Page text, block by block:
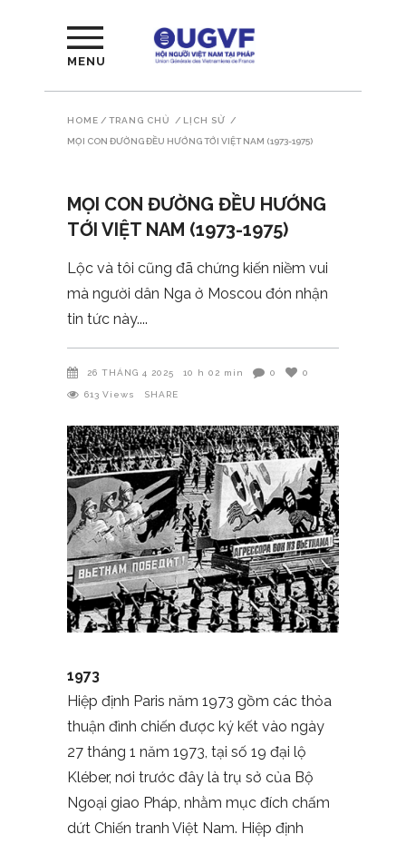
MENU
HOME / TRANG CHỦ / LỊCH SỬ /
MỌI CON ĐƯỜNG ĐỀU HƯỚNG TỚI VIỆT NAM (1973-1975)
MỌI CON ĐƯỜNG ĐỀU HƯỚNG
TỚI VIỆT NAM (1973-1975)
Lộc và tôi cũng đã chứng kiến ​​niềm vui
mà người dân Nga ở Moscou đón nhận
tin tức này.
26 THÁNG 4 2025 10 h 02 min 0 0
613 Views SHARE
1973
Hiệp định Paris năm 1973 gồm các thỏa
thuận đình chiến được ký kết vào ngày
27 tháng 1 năm 1973, tại số 19 đại lộ
Kléber, nơi trước đây là trụ sở của Bộ
Ngoại giao Pháp, nhằm mục đích chấm
dứt Chiến tranh Việt Nam. Hiệp định